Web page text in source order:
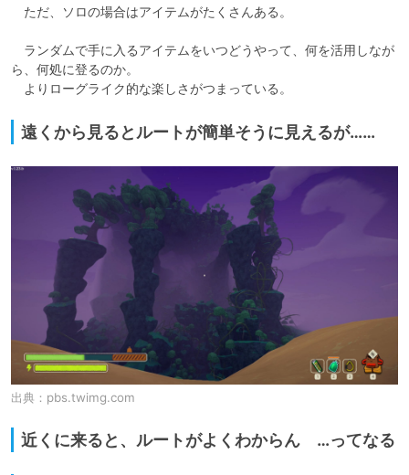
ただ、ソロの場合はアイテムがたくさんある。
ランダムで手に入るアイテムをいつどうやって、何を活用しなが
ら、何処に登るのか。
よりローグライク的な楽しさがつまっている。
遠くから見るとルートが簡単そうに見えるが……
出典： pbs.twimg.com
近くに来ると、ルートがよくわからん …ってなる